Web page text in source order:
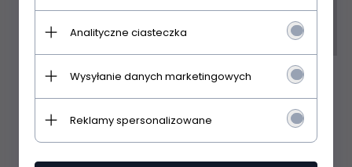
Slipy Cornette Tanga
501 High Emotion S-2XL
Analityczne ciasteczka
Wysyłanie danych marketingowych
Reklamy spersonalizowane